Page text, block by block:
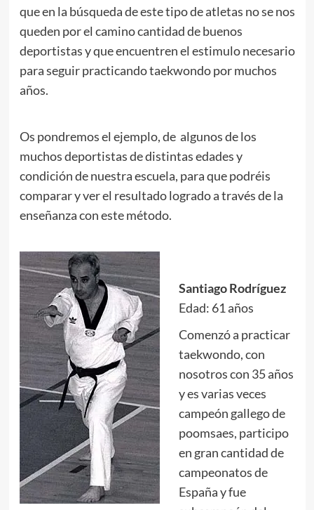
que en la búsqueda de este tipo de atletas no se nos
queden por el camino cantidad de buenos
deportistas y que encuentren el estimulo necesario
para seguir practicando taekwondo por muchos
años.
Os pondremos el ejemplo, de algunos de los
muchos deportistas de distintas edades y
condición de nuestra escuela, para que podréis
comparar y ver el resultado logrado a través de la
enseñanza con este método.
Santiago Rodríguez
Edad: 61 años
Comenzó a practicar
taekwondo, con
nosotros con 35 años
y es varias veces
campeón gallego de
poomsaes, participo
en gran cantidad de
campeonatos de
España y fue